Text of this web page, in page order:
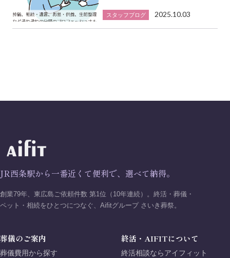
スタッフブログ 2025.10.03
JR西条駅から一番近くて便利で、選べて納得。
創業79年、東広島ご依頼件数 第1位（10年連続）。終活・葬儀・
ペット・相続をひとつにつなぐ、Aifitグループ さいき葬祭。
葬儀のご案内
葬儀費用から探す
終活・AIFITについて
終活相談ならアイフィット